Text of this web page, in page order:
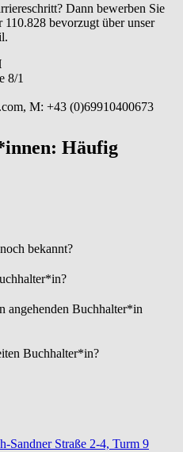
Dann bewerben Sie
bevorzugt über unser
8/1
M: +43 (0)69910400673
Häufig
bekannt?
angehenden Buch­hal­ter*in
Buch­hal­ter*in?
Sandner Straße 2-4, Turm 9